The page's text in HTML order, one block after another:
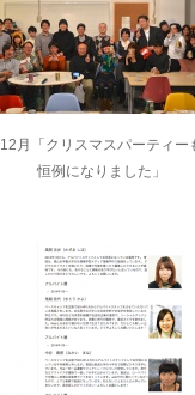
12月「クリスマスパーティー
恒例になりました」